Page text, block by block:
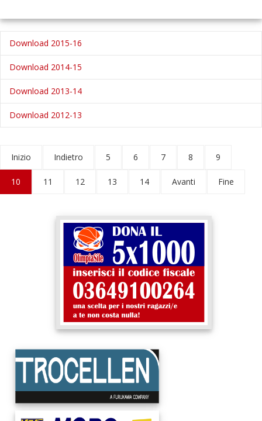
Download 2015-16
Download 2014-15
Download 2013-14
Download 2012-13
Inizio Indietro 5 6 7 8 9
10 11 12 13 14 Avanti Fine